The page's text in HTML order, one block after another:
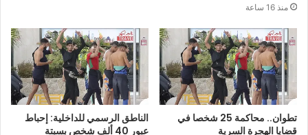
منذ 16 ساعة
تطوان.. محاكمة 25 شخصا في
قضايا الهجرة السرية
الناطق الرسمي للداخلية: إحباط
عبور 40 ألف شخص بسبتة